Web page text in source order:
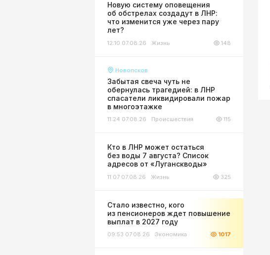
Новую систему оповещения
об обстрелах создадут в ЛНР:
что изменится уже через пару
лет?
12:10 07.08.26 Жизнь 148
Новопсков
Забытая свеча чуть не
обернулась трагедией: в ЛНР
спасатели ликвидировали пожар
в многоэтажке
11:24 07.08.26 Происшествия 115
Кто в ЛНР может остаться
без воды 7 августа? Список
адресов от «Луганскводы»
11:07 07.08.26 Жизнь 325
Стало известно, кого
из пенсионеров ждет повышение
выплат в 2027 году
09:53 07.08.26 Экономика 1017